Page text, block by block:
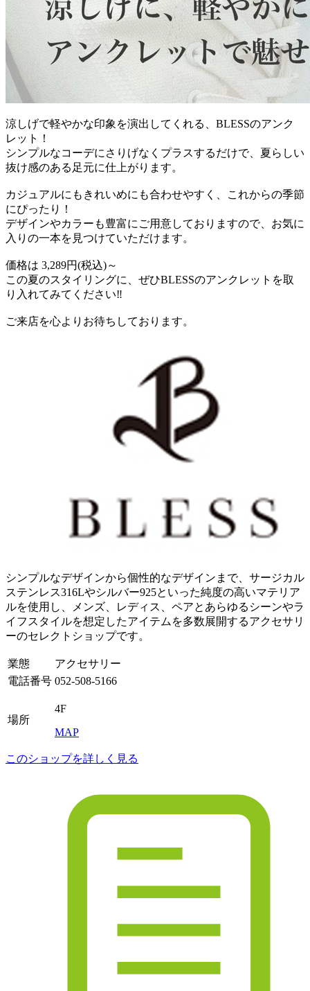
涼しげで軽やかな印象を演出してくれる、BLESSのアンク
レット！
シンプルなコーデにさりげなくプラスするだけで、夏らしい
抜け感のある足元に仕上がります。
カジュアルにもきれいめにも合わせやすく、これからの季節
にぴったり！
デザインやカラーも豊富にご用意しておりますので、お気に
入りの一本を見つけていただけます。
価格は 3,289円(税込)～
この夏のスタイリングに、ぜひBLESSのアンクレットを取
り入れてみてください‼︎
ご来店を心よりお待ちしております。
シンプルなデザインから個性的なデザインまで、サージカル
ステンレス316Lやシルバー925といった純度の高いマテリア
ルを使用し、メンズ、レディス、ペアとあらゆるシーンやラ
イフスタイルを想定したアイテムを多数展開するアクセサリ
ーのセレクトショップです。
業態
アクセサリー
電話番号 052-508-5166
場所
4F
MAP
このショップを詳しく見る